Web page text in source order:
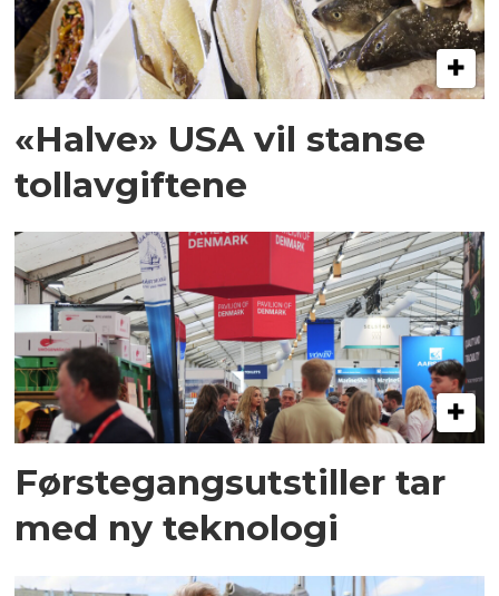
«Halve» USA vil stanse
tollavgiftene
Førstegangsutstiller tar
med ny teknologi